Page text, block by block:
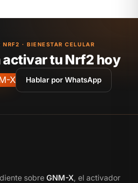
NRF2 · BIENESTAR CELULAR
activar tu Nrf2 hoy
X Hablar por WhatsApp
sobre GNM-X, el activador